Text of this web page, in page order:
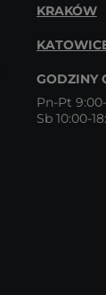
KRAKÓW
GODZINY
Pn-Pt
Sb 10:00-